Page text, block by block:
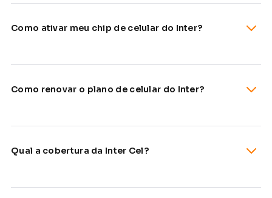
Como ativar meu chip de celular do Inter?
Como renovar o plano de celular do Inter?
Qual a cobertura da Inter Cel?